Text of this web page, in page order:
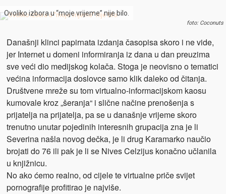
Ovoliko izbora u “moje vrijeme” nije bilo.
foto: Coconuts
Današnji klinci papirnata izdanja časopisa skoro i ne vide,
jer Internet u domeni informiranja iz dana u dan preuzima
sve veći dio medijskog kolača. Stoga je neovisno o tematici
većina informacija doslovce samo klik daleko od čitanja.
Društvene mreže su tom virtualno-informacijskom kaosu
kumovale kroz „šeranja“ i slične načine prenošenja s
prijatelja na prijatelja, pa se u današnje vrijeme skoro
trenutno unutar pojedinih interesnih grupacija zna je li
Severina našla novog dečka, je li drug Karamarko naučio
brojati do 76 ili pak je li se Nives Celzijus konačno učlanila
u knjižnicu.
No ako ćemo realno, od cijele te virtualne priče svijet
pornografije profitirao je najviše.